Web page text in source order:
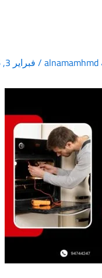
alnamamhmd
/ فبراير 3, 2026